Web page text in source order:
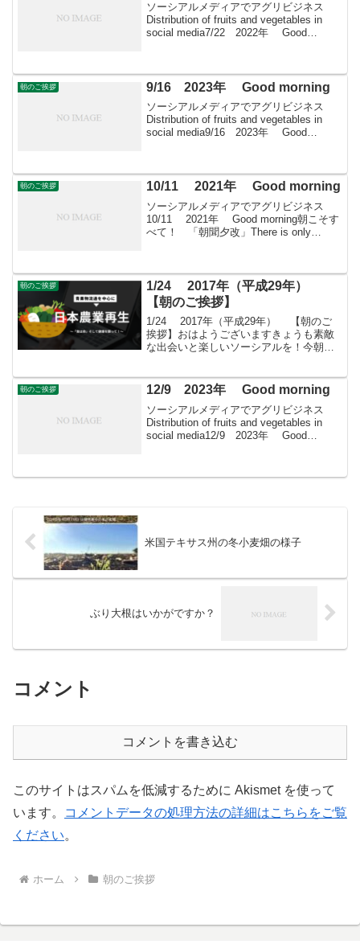
ソーシアルメディアでアグリビジネス
Distribution of fruits and vegetables in
social media7/22 2022年 Good
朝のご挨拶 9/16 2023年 Good morning
ソーシアルメディアでアグリビジネス
Distribution of fruits and vegetables in
social media9/16 2023年 Good
朝のご挨拶 10/11 2021年 Good morning
ソーシアルメディアでアグリビジネス
10/11 2021年 Good morning朝こそす
べて！ 「朝聞夕改」There is only
朝のご挨拶
1/24 2017年（平成29年）
【朝のご挨拶】
1/24 2017年（平成29年） 【朝のご
挨拶】おはようございますきょうも素敵
な出会いと楽しいソーシアルを！今朝は
皆さんのために、年会費制 「すばる会
員」を運営し...
朝のご挨拶 12/9 2023年 Good morning
ソーシアルメディアでアグリビジネス
Distribution of fruits and vegetables in
social media12/9 2023年 Good
米国テキサス州の冬小麦畑の様子
ぶり大根はいかがですか？
コメント
コメントを書き込む
このサイトはスパムを低減するために Akismet を使って
います。
コメントデータの処理方法の詳細はこちらをご覧
ください。
ホーム 朝のご挨拶